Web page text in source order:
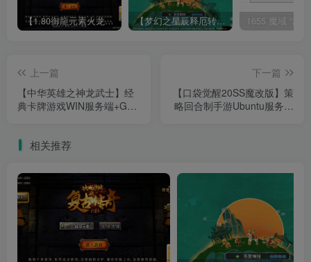
【1.80御龍元素火龙[摸摸登陆器]】战神引擎WIN服务端+GM工具+充值后台+双端+架设教程 【梦幻之星辰释厄转尊享挂机版】MT3换皮梦幻西游Linux服务端+GM后台+双端+源码+架设教程
上一篇
【中华英雄之神龙武士】经
典卡牌游戏WIN服务端+GM
下一篇
【口袋觉醒20SS魔改版】策
略回合制手游Ubuntu服务端
相关推荐